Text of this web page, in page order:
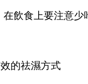
飲食上要注意
的祛濕方式